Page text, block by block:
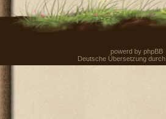
powerd by phpBB
Deutsche Übersetzung durch